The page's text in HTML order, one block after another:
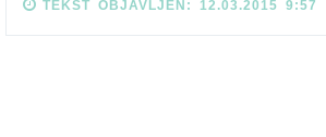
TEKST OBJAVLJEN: 12.03.2015 9:57